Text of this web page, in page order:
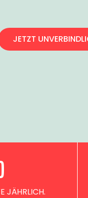
JETZT
JÄHRLICH.